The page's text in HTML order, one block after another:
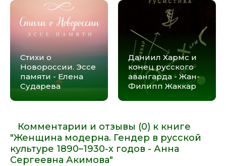
Стихи о
Новороссии. Эссе
памяти - Елена
Сударева
Даниил Хармс и
конец русского
авангарда - Жан-
Филипп Жаккар
Комментарии и отзывы (0) к книге
"Женщина модерна. Гендер в русской
культуре 1890–1930-х годов - Анна
Сергеевна Акимова"